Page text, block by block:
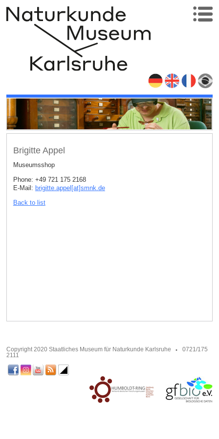
Brigitte Appel
Museumsshop
Phone: +49 721 175 2168
E-Mail: brigitte.appel[at]smnk.de
Back to list
Copyright 2020 Staatliches Museum für Naturkunde Karlsruhe
0721/175
2111